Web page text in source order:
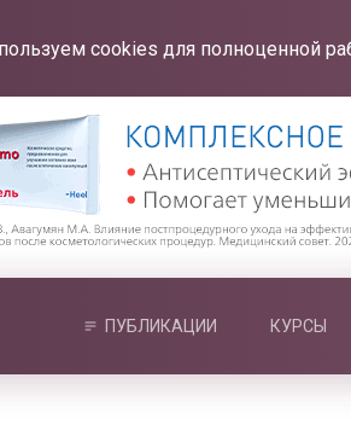
cookies для полноценной
ПУБЛИКАЦИИ КУРСЫ